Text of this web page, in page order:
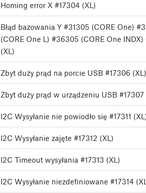
Homing error X #17304 (XL)
Błąd bazowania Y #31305 (CORE One)
(CORE One L) #36305 (CORE One INDX)
(XL)
Zbyt duży prąd na porcie USB #17306 (XL)
Zbyt duży prąd w urządzeniu USB #17307
I2C Wysyłanie nie powiodło się #17311
I2C Wysyłanie zajęte #17312 (XL)
I2C Timeout wysyłania #17313 (XL)
I2C Wysyłanie niezdefiniowane #17314